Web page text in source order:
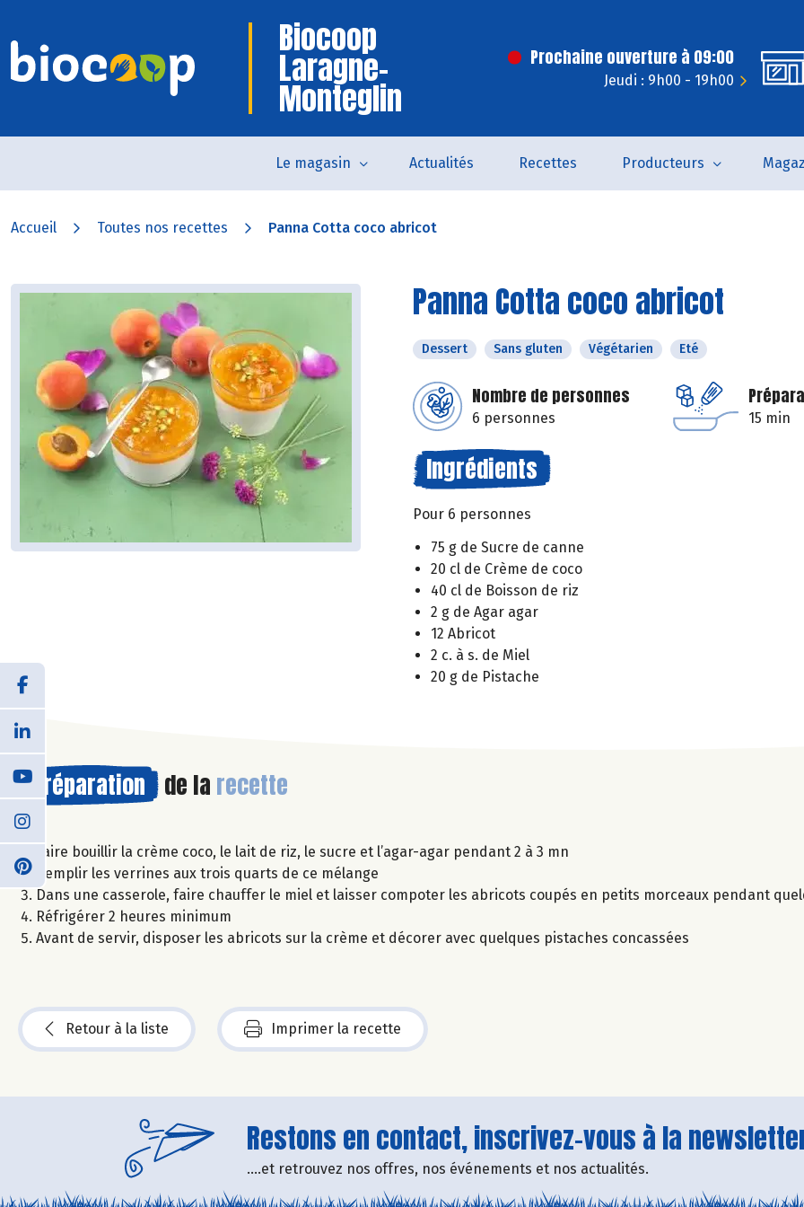
Biocoop
Laragne-
Monteglin
Prochaine ouverture à 09:00
Jeudi : 9h00 - 19h00
Le magasin Actualités Recettes Producteurs
Accueil Toutes nos recettes Panna Cotta coco abricot
Panna Cotta coco abricot
Dessert Sans gluten Végétarien Eté
Nombre de personnes
6 personnes 15 min
Ingrédients
Pour 6 personnes
75 g de Sucre de canne
20 cl de Crème de coco
40 cl de Boisson de riz
2 g de Agar agar
12 Abricot
2 c. à s. de Miel
20 g de Pistache
Préparation de la recette
Faire bouillir la crème coco, le lait de riz, le sucre et l’agar-agar pendant 2 à 3 mn
Remplir les verrines aux trois quarts de ce mélange
Dans une casserole, faire chauffer le miel et laisser compoter les abricots coupés en petits morceaux pendant
Réfrigérer 2 heures minimum
Avant de servir, disposer les abricots sur la crème et décorer avec quelques pistaches concassées
Retour à la liste Imprimer la recette
Restons en contact, inscrivez-vous à la
....et retrouvez nos offres, nos événements et nos actualités.